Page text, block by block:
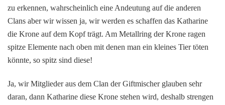
zu erkennen, wahrscheinlich eine Andeutung auf die anderen
Clans aber wir wissen ja, wir werden es schaffen das Katharine
die Krone auf dem Kopf trägt. Am Metallring der Krone ragen
spitze Elemente nach oben mit denen man ein kleines Tier töten
könnte, so spitz sind diese!
Ja, wir Mitglieder aus dem Clan der Giftmischer glauben sehr
daran, dann Katharine diese Krone stehen wird, deshalb strengen